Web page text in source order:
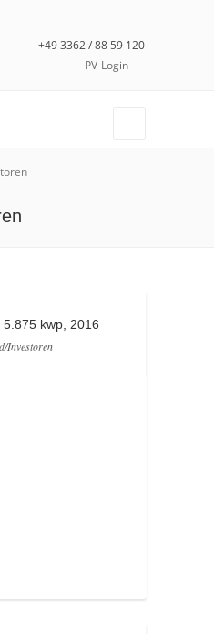
+49 3362 / 88 59 120
PV-Login
kwp, 2016
Investoren